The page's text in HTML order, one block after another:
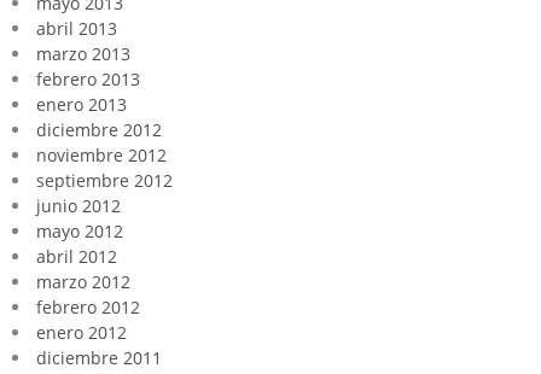
abril 2013
marzo 2013
febrero 2013
enero 2013
diciembre 2012
noviembre 2012
septiembre 2012
junio 2012
mayo 2012
abril 2012
marzo 2012
febrero 2012
enero 2012
diciembre 2011